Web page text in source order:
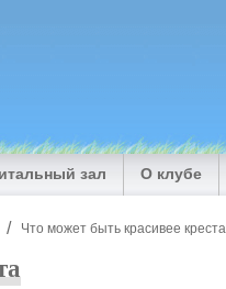
зал О клубе
Что может быть красивее креста